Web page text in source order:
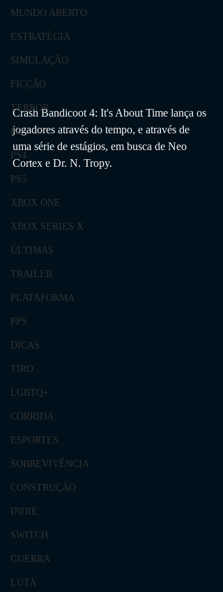
MUNDO ABERTO
ESTRATÉGIA
SIMULAÇÃO
FICÇÃO
TERROR
PC
PS4
PS5
XBOX ONE
XBOX SERIES X
ÚLTIMAS
TRAILER
PLATAFORMA
FPS
DICAS
TIRO
LGBTQ+
CORRIDA
ESPORTES
SOBREVIVÊNCIA
CONSTRUÇÃO
INDIE
SWITCH
GUERRA
LUTA
Crash Bandicoot 4: It's About Time lança os
jogadores através do tempo, e através de
uma série de estágios, em busca de Neo
Cortex e Dr. N. Tropy.